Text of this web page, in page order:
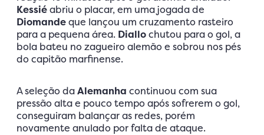
Kessiéabriu o placar, em uma jogada de
Diomandeque lançou um cruzamento rasteiro
para a pequena área. Diallochutou para o gol, a
bola bateu no zagueiro alemão e sobrou nos pés
do capitão marfinense.
A seleção daAlemanha continuou com sua
pressão alta e pouco tempo após sofrerem o gol,
conseguiram balançar as redes, porém
novamente anulado por falta de ataque.